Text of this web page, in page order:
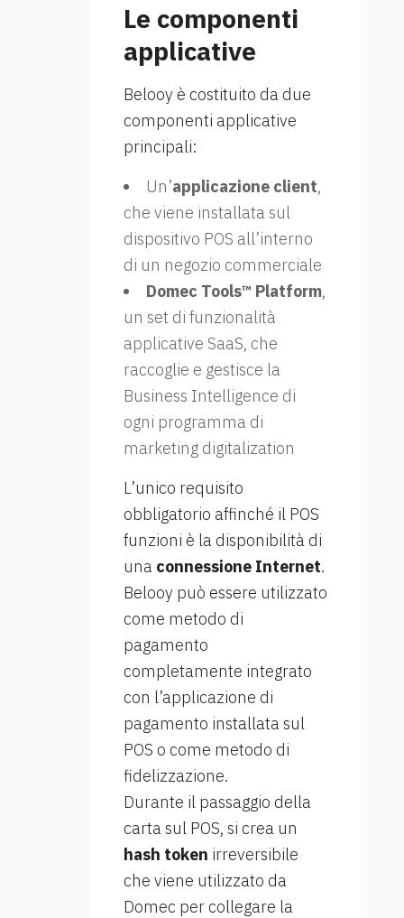
Le componenti
applicative
Belooy è costituito da due
componenti applicative
principali:
Un’applicazione client,
che viene installata sul
dispositivo POS all’interno
di un negozio commerciale
Domec Tools™ Platform,
un set di funzionalità
applicative SaaS, che
raccoglie e gestisce la
Business Intelligence di
ogni programma di
marketing digitalization
L’unico requisito
obbligatorio affinché il POS
funzioni è la disponibilità di
una connessione Internet.
Belooy può essere utilizzato
come metodo di
pagamento
completamente integrato
con l’applicazione di
pagamento installata sul
POS o come metodo di
fidelizzazione.
Durante il passaggio della
carta sul POS, si crea un
hash token irreversibile
che viene utilizzato da
Domec per collegare la